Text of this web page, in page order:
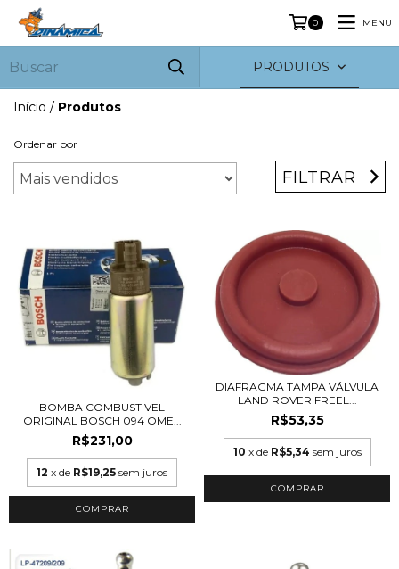
0 MENU
PRODUTOS
Início / Produtos
Ordenar por
FILTRAR
BOMBA COMBUSTIVEL
ORIGINAL BOSCH 094 OME...
R$231,00
12 x de R$19,25 sem juros
DIAFRAGMA TAMPA VÁLVULA
LAND ROVER FREEL...
R$53,35
10 x de R$5,34 sem juros